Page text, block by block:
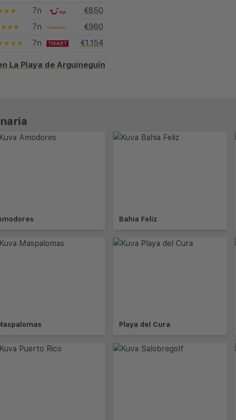
7n
€850
7n
€960
7n €1.154
La Playa de Arguineguín
Bahia Feliz
Playa del Cura